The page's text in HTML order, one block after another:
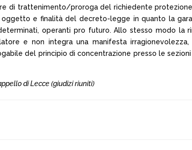
di trattenimento/proroga del richiedente
e finalità del decreto-legge in quanto la
operanti pro futuro. Allo stesso modo la
e non integra una manifesta irragionevolezza,
del principio di concentrazione presso le
di Lecce (giudizi riuniti)